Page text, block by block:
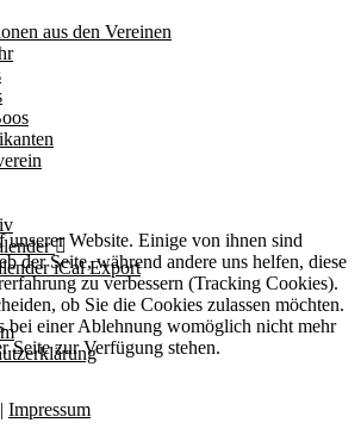
aus den Vereinen
iCal Export
Website. Einige von ihnen sind
der Seite, während andere uns helfen, diese
zu verbessern (Tracking Cookies).
ob Sie die Cookies zulassen möchten.
bei einer Ablehnung womöglich nicht mehr
Seite zur Verfügung stehen.
| Impressum